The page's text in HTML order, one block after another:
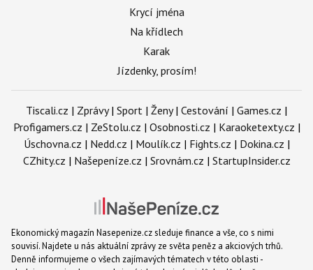
Krycí jména
Na křídlech
Karak
Jízdenky, prosím!
Tiscali.cz | Zprávy| Sport | Ženy| Cestování | Games.cz |
Profigamers.cz | ZeStolu.cz | Osobnosti.cz | Karaoketexty.cz |
Úschovna.cz | Nedd.cz | Moulík.cz | Fights.cz | Dokina.cz |
CZhity.cz | Našepeníze.cz | Srovnám.cz | StartupInsider.cz
Ekonomický magazín Nasepenize.cz sleduje finance a vše, co s nimi
souvisí. Najdete u nás aktuální zprávy ze světa peněz a akciových trhů.
Denně informujeme o všech zajímavých tématech v této oblasti -